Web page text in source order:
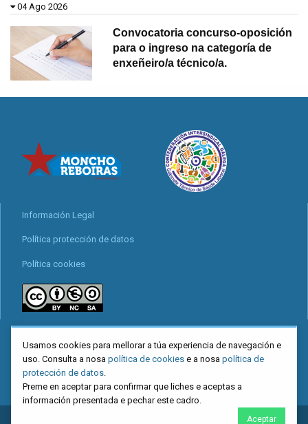
04 Ago 2026
Convocatoria concurso-oposición
para o ingreso na categoría de
enxeñeiro/a técnico/a.
Información Legal
Política protección de datos
Política cookies
Mapa web
Usamos cookies para mellorar a túa experiencia de navegación e
uso. Consulta a nosa política de cookies e a nosa política de
protección de datos
Preme en aceptar para confirmar que liches e aceptas a
información presentada e pechar este cadro.
Aceptar